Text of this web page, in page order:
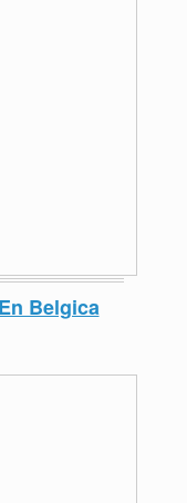
Belgica